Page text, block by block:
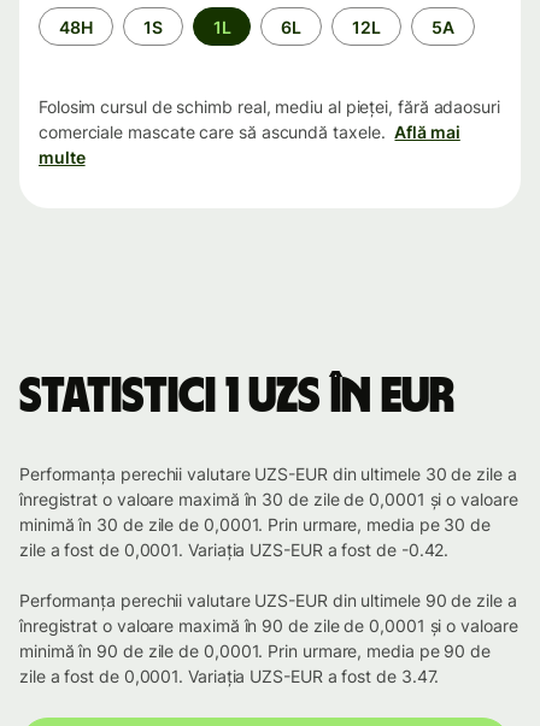
Perioada
48H 1S 1L 6L 12L 5A
Folosim cursul de schimb real, mediu al pieței, fără adaosuri
comerciale mascate care să ascundă taxele. Află mai
multe
Statistici 1 UZS în EUR
Performanța perechii valutare UZS-EUR din ultimele 30 de zile a
înregistrat o valoare maximă în 30 de zile de 0,0001 și o valoare
minimă în 30 de zile de 0,0001. Prin urmare, media pe 30 de
zile a fost de 0,0001. Variația UZS-EUR a fost de -0.42.
Performanța perechii valutare UZS-EUR din ultimele 90 de zile a
înregistrat o valoare maximă în 90 de zile de 0,0001 și o valoare
minimă în 90 de zile de 0,0001. Prin urmare, media pe 90 de
zile a fost de 0,0001. Variația UZS-EUR a fost de 3.47.